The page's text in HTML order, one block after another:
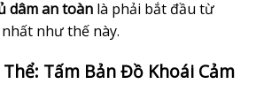
dâm an toàn là phải bắt đầu từ
như thế này.
Tấm Bản Đồ Khoái Cảm